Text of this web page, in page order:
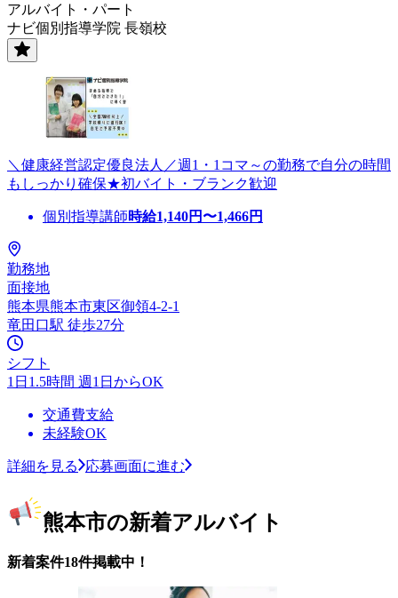
アルバイト・パート
ナビ個別指導学院 長嶺校
＼健康経営認定優良法人／週1・1コマ～の勤務で自分の時間
もしっかり確保★初バイト・ブランク歓迎
個別指導講師時給1,140円〜1,466円
勤務地
面接地
熊本県熊本市東区御領4-2-1
竜田口駅 徒歩27分
シフト
1日1.5時間 週1日からOK
交通費支給
未経験OK
詳細を見る 応募画面に進む
熊本市の新着アルバイト
新着案件18件掲載中！